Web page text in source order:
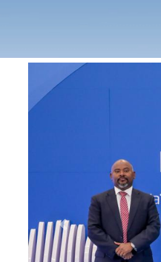
Previous